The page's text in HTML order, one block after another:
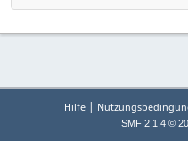
Hilfe |
SMF 2.1.4 ©